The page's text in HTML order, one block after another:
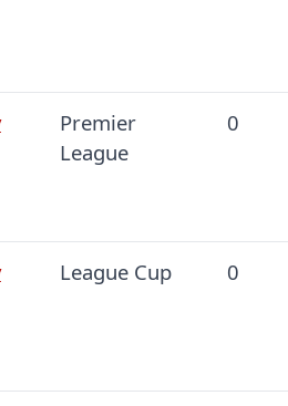
Premier
League
0
League Cup 0